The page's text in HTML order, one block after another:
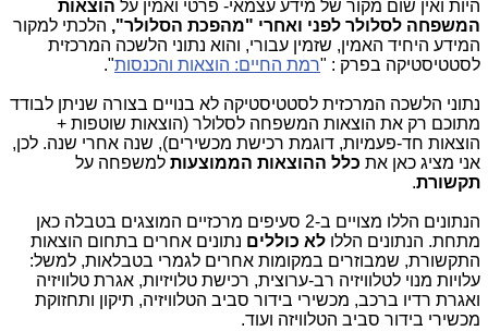
היות ואין שום מקור של מידע עצמאי- פרטי ואמין על הוצאות
המשפחה לסלולר לפני ואחרי "מהפכת הסלולר", הלכתי למקור
המידע היחיד האמין, שזמין עבורי, והוא נתוני הלשכה המרכזית
לסטטיסטיקה בפרק : "רמת החיים: הוצאות והכנסות".
נתוני הלשכה המרכזית לסטטיסטיקה לא בנויים בצורה שניתן לבודד
מתוכם רק את הוצאות המשפחה לסלולר (הוצאות שוטפות +
הוצאות חד-פעמיות, דוגמת רכישת מכשירים), שנה אחרי שנה. לכן,
אני מציג כאן את כלל ההוצאות הממוצעות למשפחה על
תקשורת.
הנתונים הללו מצויים ב-2 סעיפים מרכזיים המוצגים בטבלה כאן
מתחת. הנתונים הללו לא כוללים נתונים אחרים בתחום הוצאות
התקשורת, שמבוזרים במקומות אחרים לגמרי בטבלאות, למשל:
עלויות מנוי לטלוויזיה רב-ערוצית, רכישת טלויזיות, אגרת טלוויזיה
ואגרת רדיו ברכב, מכשירי בידור סביב הטלוויזיה, תיקון ותחזוקת
מכשירי בידור סביב הטלוויזה ועוד.